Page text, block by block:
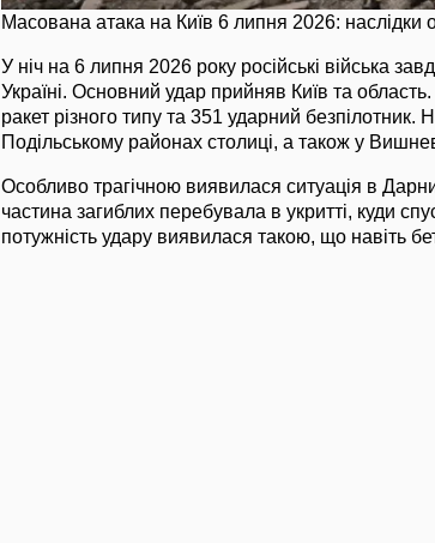
Масована атака на Київ 6 липня 2026: наслідки
У ніч на 6 липня 2026 року російські війська
Україні. Основний удар прийняв Київ та
ракет різного типу та 351 ударний
Подільському районах столиці, а також у
Особливо трагічною виявилася ситуація в
частина загиблих перебувала в укритті, куди
потужність удару виявилася такою, що навіть